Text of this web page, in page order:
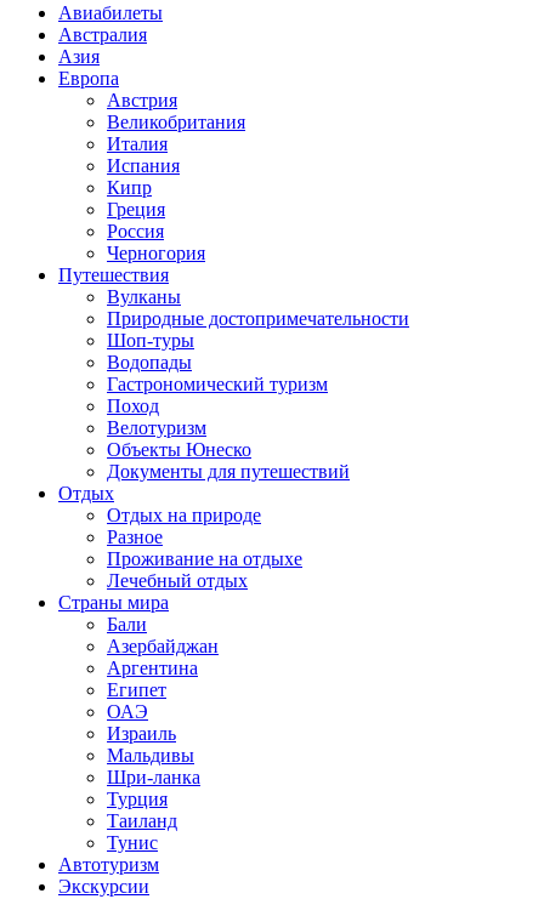
Авиабилеты
Австралия
Азия
Европа
Австрия
Великобритания
Италия
Испания
Кипр
Греция
Россия
Черногория
Путешествия
Вулканы
Природные достопримечательности
Шоп-туры
Водопады
Гастрономический туризм
Поход
Велотуризм
Объекты Юнеско
Документы для путешествий
Отдых
Отдых на природе
Разное
Проживание на отдыхе
Лечебный отдых
Страны мира
Бали
Азербайджан
Аргентина
Египет
ОАЭ
Израиль
Мальдивы
Шри-ланка
Турция
Таиланд
Тунис
Автотуризм
Экскурсии